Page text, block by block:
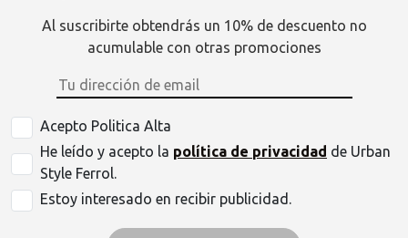
Al suscribirte obtendrás un 10% de descuento no
acumulable con otras promociones
Acepto Politica Alta
He leído y acepto la política de privacidad de Urban
Style Ferrol.
Estoy interesado en recibir publicidad.